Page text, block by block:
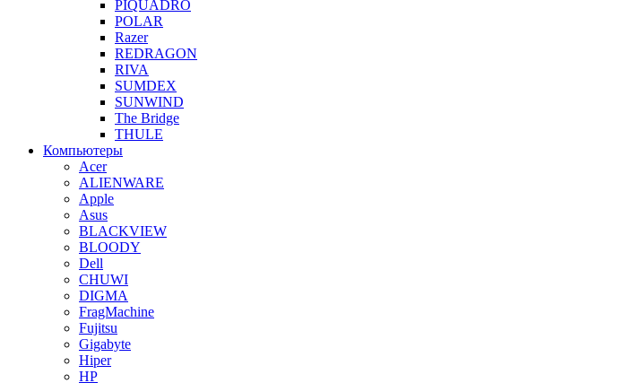
PIQUADRO
POLAR
Razer
REDRAGON
RIVA
SUMDEX
SUNWIND
The Bridge
THULE
Компьютеры
Acer
ALIENWARE
Apple
Asus
BLACKVIEW
BLOODY
Dell
CHUWI
DIGMA
FragMachine
Fujitsu
Gigabyte
Hiper
HP